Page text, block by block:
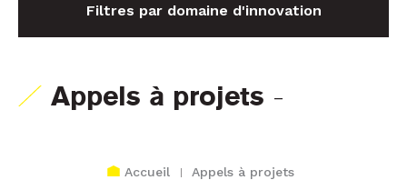
Filtres par domaine d'innovation
Appels à projets -
Accueil Appels à projets